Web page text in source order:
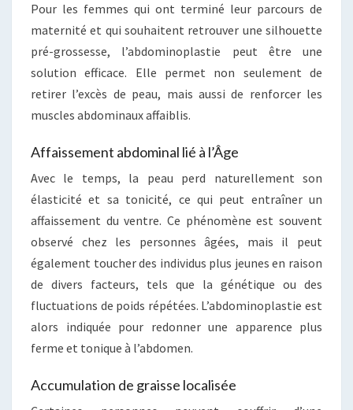
Pour les femmes qui ont terminé leur parcours de
maternité et qui souhaitent retrouver une silhouette
pré-grossesse, l’abdominoplastie peut être une
solution efficace. Elle permet non seulement de
retirer l’excès de peau, mais aussi de renforcer les
muscles abdominaux affaiblis.
Affaissement abdominal lié à l’Âge
Avec le temps, la peau perd naturellement son
élasticité et sa tonicité, ce qui peut entraîner un
affaissement du ventre. Ce phénomène est souvent
observé chez les personnes âgées, mais il peut
également toucher des individus plus jeunes en raison
de divers facteurs, tels que la génétique ou des
fluctuations de poids répétées. L’abdominoplastie est
alors indiquée pour redonner une apparence plus
ferme et tonique à l’abdomen.
Accumulation de graisse localisée